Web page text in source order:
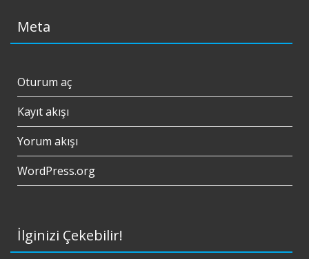
Meta
Oturum aç
Kayıt akışı
Yorum akışı
WordPress.org
İlginizi Çekebilir!